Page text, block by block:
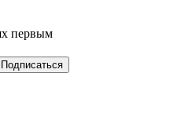
первым